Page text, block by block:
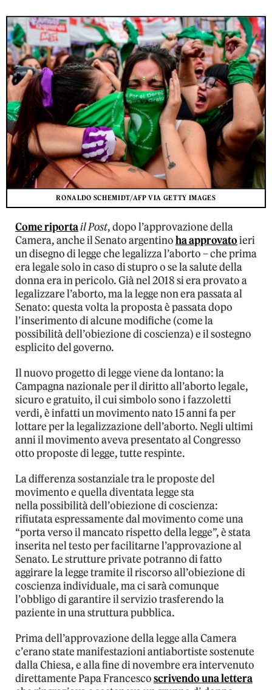
RONALDO SCHEMIDT/AFP VIA GETTY IMAGES
Come riportail Post, dopo l’approvazione della
Camera, anche il Senato argentinoha approvatoieri
un disegno di legge che legalizza l’aborto – che prima
era legale solo in caso di stupro o se la salute della
donna era in pericolo. Già nel 2018 si era provato a
legalizzare l’aborto, ma la legge non era passata al
Senato: questa volta la proposta è passata dopo
l’inserimento di alcune modifiche (come la
possibilità dell’obiezione di coscienza) e il sostegno
esplicito del governo.
Il nuovo progetto di legge viene da lontano: la
Campagna nazionale per il diritto all’aborto legale,
sicuro e gratuito, il cui simbolo sono i fazzoletti
verdi, è infatti un movimento nato 15 anni fa per
lottare per la legalizzazione dell’aborto. Negli ultimi
anni il movimento aveva presentato al Congresso
otto proposte di legge, tutte respinte.
La differenza sostanziale tra le proposte del
movimento e quella diventata legge sta
nella possibilità dell’obiezione di coscienza:
rifiutata espressamente dal movimento come una
“porta verso il mancato rispetto della legge”, è stata
inserita nel testo per facilitarne l’approvazione al
Senato. Le strutture private potranno di fatto
aggirare la legge tramite il riscorso all’obiezione di
coscienza individuale, ma ci sarà comunque
l’obbligo di garantire il servizio trasferendo la
paziente in una struttura pubblica.
Prima dell’approvazione della legge alla Camera
c’erano state manifestazioni antiabortiste sostenute
dalla Chiesa, e alla fine di novembre era intervenuto
direttamente Papa Francescoscrivendo una lettera